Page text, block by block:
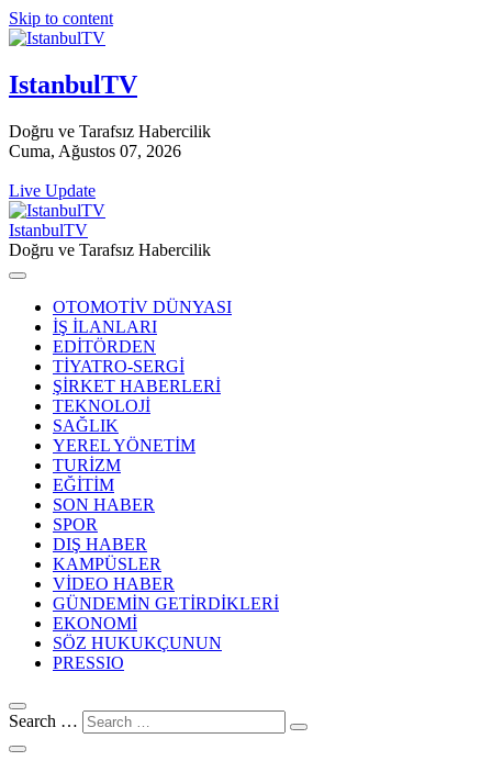
Skip to content
IstanbulTV
Doğru ve Tarafsız Habercilik
Cuma, Ağustos 07, 2026
Live Update
IstanbulTV
Doğru ve Tarafsız Habercilik
OTOMOTİV DÜNYASI
İŞ İLANLARI
EDİTÖRDEN
TİYATRO-SERGİ
ŞİRKET HABERLERİ
TEKNOLOJİ
SAĞLIK
YEREL YÖNETİM
TURİZM
EĞİTİM
SON HABER
SPOR
DIŞ HABER
KAMPÜSLER
VİDEO HABER
GÜNDEMİN GETİRDİKLERİ
EKONOMİ
SÖZ HUKUKÇUNUN
PRESSIO
Search …